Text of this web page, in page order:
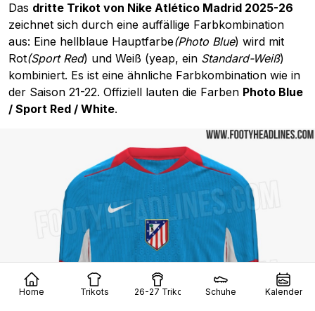
Home Trikots 26-27 Trikots Schuhe Kalender
Das dritte Trikot von Nike Atlético Madrid 2025-26
zeichnet sich durch eine auffällige Farbkombination
aus: Eine hellblaue Hauptfarbe(Photo Blue) wird mit
Rot(Sport Red) und Weiß (yeap, ein Standard-Weiß)
kombiniert. Es ist eine ähnliche Farbkombination wie in
der Saison 21-22. Offiziell lauten die Farben Photo Blue
/ Sport Red / White.